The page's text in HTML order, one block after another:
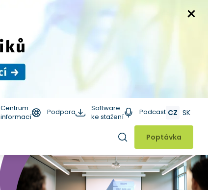
Centrum
informací
Podpora
Software
ke stažení
Podcast CZ SK
Hledat
Poptávka